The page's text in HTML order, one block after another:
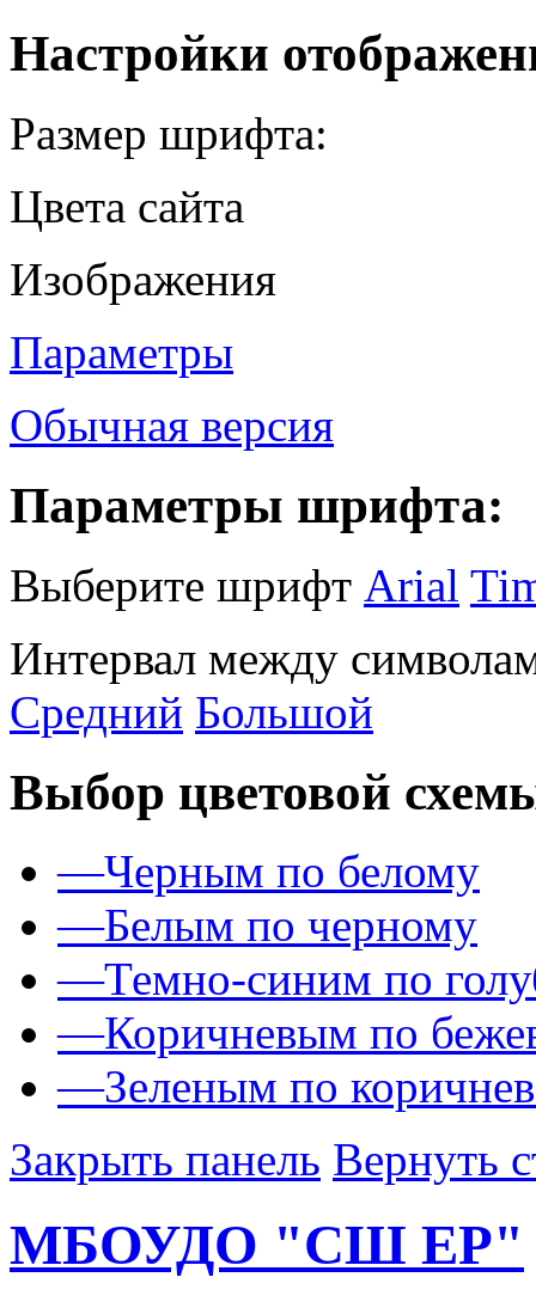
Настройки
Размер шрифта:
Цвета сайта
Изображения
Параметры
Обычная версия
Параметры шрифта:
Выберите шрифт Arial
Интервал между
Средний Большой
Выбор цветовой
—Черным по белому
—Белым по черному
—Темно-синим по
—Коричневым по
—Зеленым по
Закрыть панель Вернуть
МБОУДО "СШ ЕР"